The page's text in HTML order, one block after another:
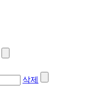
삭제